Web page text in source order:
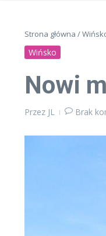
Strona główna /
Wińsko
Nowi
Przez JL Brak